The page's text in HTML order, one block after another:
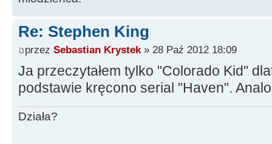
Re: Stephen King
przez Sebastian Krystek » 28 Paź 2012 18:09
Ja przeczytałem tylko "Colorado Kid"
podstawie kręcono serial "Haven".
Działa?